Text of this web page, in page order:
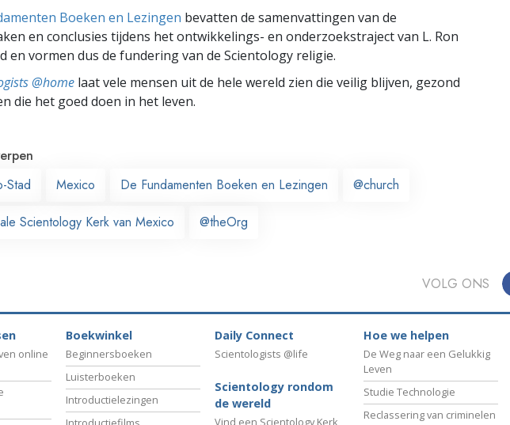
Boeken en Lezingen bevatten de samenvattingen van de
en conclusies tijdens het ontwikkelings- en onderzoekstraject van L. Ron
en vormen dus de fundering van de Scientology religie.
@home laat vele mensen uit de hele wereld zien die veilig blijven, gezond
die het goed doen in het leven.
Stad
Mexico De Fundamenten Boeken en Lezingen @church
Scientology Kerk van Mexico @theOrg
VOLG ONS
online
Boekwinkel
Beginnersboeken
Luisterboeken
Introductielezingen
Daily Connect
Scientologists @life
Scientology rondom
de wereld
Vind een Scientology Kerk
Hoe we helpen
De Weg naar een Gelukkig
Leven
Studie Technologie
Reclassering van criminelen